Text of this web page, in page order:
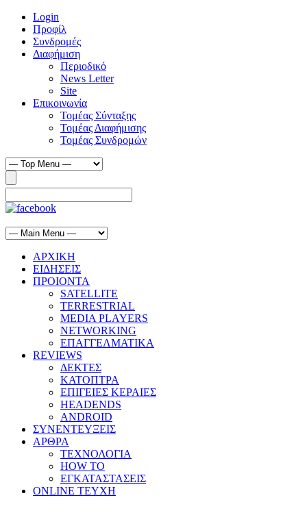
Login
Προφίλ
Συνδρομές
Διαφήμιση
Περιοδικό
News Letter
Site
Επικοινωνία
Τομέας Σύνταξης
Τομέας Διαφήμισης
Τομέας Συνδρομών
ΑΡΧΙΚΗ
ΕΙΔΗΣΕΙΣ
ΠΡΟΙΟΝΤΑ
SATELLITE
TERRESTRIAL
MEDIA PLAYERS
NETWORKING
ΕΠΑΓΓΕΛΜΑΤΙΚΑ
REVIEWS
ΔΕΚΤΕΣ
ΚΑΤΟΠΤΡΑ
ΕΠΙΓΕΙΕΣ ΚΕΡΑΙΕΣ
HEADENDS
ANDROID
ΣΥΝΕΝΤΕΥΞΕΙΣ
ΑΡΘΡΑ
ΤΕΧΝΟΛΟΓΙΑ
HOW TO
ΕΓΚΑΤΑΣΤΑΣΕΙΣ
ONLINE TEYXH